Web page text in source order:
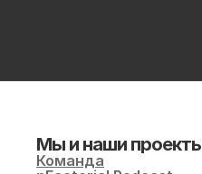
Мы и наши
Команда